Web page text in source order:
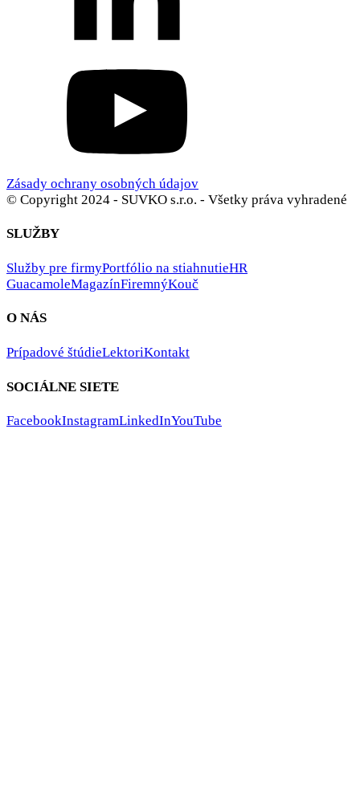
Zásady ochrany osobných údajov
© Copyright 2024 - SUVKO s.r.o. - Všetky práva vyhradené
SLUŽBY
Služby pre firmyPortfólio na stiahnutieHR
GuacamoleMagazínFiremnýKouč
O NÁS
Prípadové štúdieLektoriKontakt
SOCIÁLNE SIETE
FacebookInstagramLinkedInYouTube